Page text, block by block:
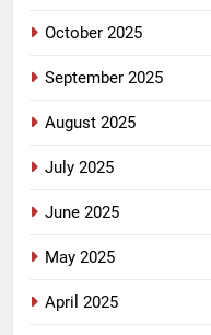
October 2025
September 2025
August 2025
July 2025
June 2025
May 2025
April 2025